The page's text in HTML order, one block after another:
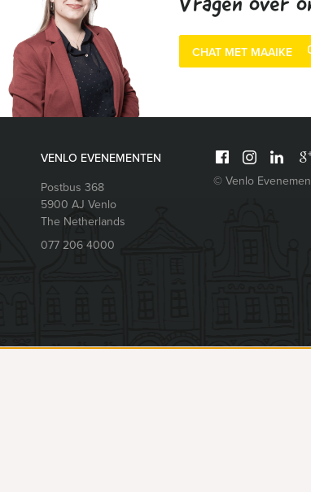
Vragen over
CHAT MET MAAIKE
VENLO EVENEMENTEN
Postbus 368
5900 AJ Venlo
The Netherlands
077 206 4000
© Venlo